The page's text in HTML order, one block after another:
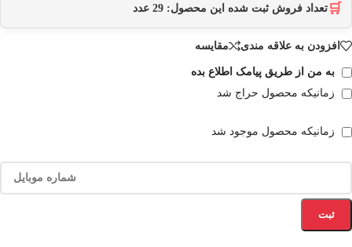
🛒 تعداد فروش ثبت شده این محصول: 29 عدد
افزودن به علاقه مندی مقایسه
به من از طریق پیامک اطلاع بده
زمانیکه محصول حراج شد
زمانیکه محصول موجود شد
ثبت